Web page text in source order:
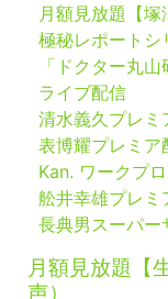
月額見放題【
極秘レポートシ
「ドクター丸
ライブ配信
清水義久プレミ
表博耀プレミア
Kan. ワークプ
舩井幸雄プレミ
長典男スーパー
月額見放題【
声）